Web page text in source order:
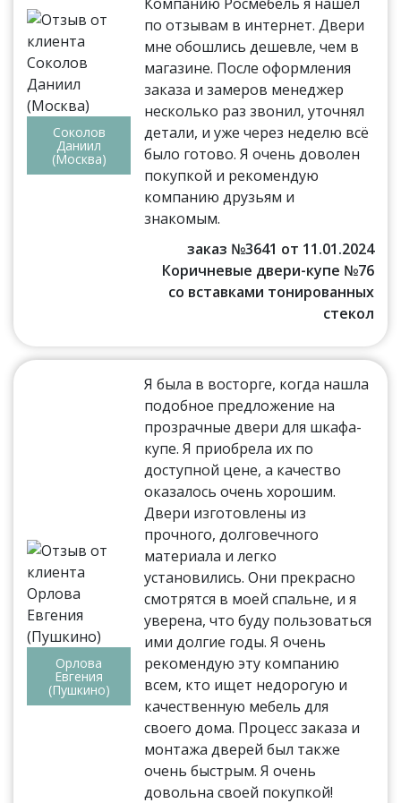
Соколов
Даниил
(Москва)
по отзывам в интернет. Двери
мне обошлись дешевле, чем в
магазине. После оформления
заказа и замеров менеджер
несколько раз звонил, уточнял
детали, и уже через неделю всё
было готово. Я очень доволен
покупкой и рекомендую
компанию друзьям и
знакомым.
заказ №3641 от 11.01.2024
Коричневые двери-купе №76
со вставками тонированных
стекол
Орлова
Евгения
(Пушкино)
Я была в восторге, когда нашла
подобное предложение на
прозрачные двери для шкафа-
купе. Я приобрела их по
доступной цене, а качество
оказалось очень хорошим.
Двери изготовлены из
прочного, долговечного
материала и легко
установились. Они прекрасно
смотрятся в моей спальне, и я
уверена, что буду пользоваться
ими долгие годы. Я очень
рекомендую эту компанию
всем, кто ищет недорогую и
качественную мебель для
своего дома. Процесс заказа и
монтажа дверей был также
очень быстрым. Я очень
довольна своей покупкой!